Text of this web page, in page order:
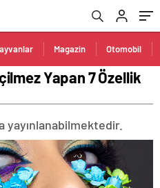
Magazin Otomobil
Yapan 7 Özellik
yayınlanabilmektedir.